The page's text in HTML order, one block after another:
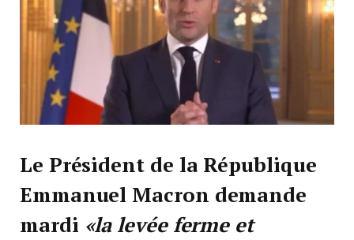
Le Président de la République
Emmanuel Macron demande
mardi «la levée ferme et